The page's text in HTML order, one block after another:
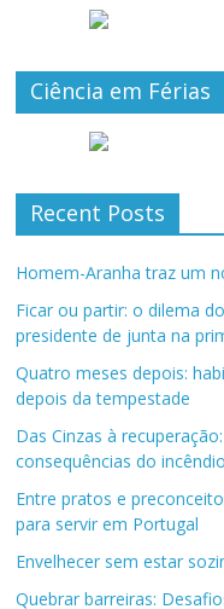
Ciência em Férias
Recent Posts
Homem-Aranha traz um
Ficar ou partir: o dilema
presidente de junta na
Quatro meses depois:
depois da tempestade
Das Cinzas à
consequências do
Entre pratos e
para servir em Portugal
Envelhecer sem estar
Quebrar barreiras: